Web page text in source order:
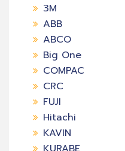
3M
ABB
ABCO
Big One
COMPAC
CRC
FUJI
Hitachi
KAVIN